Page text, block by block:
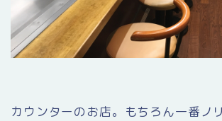
カウンターのお店。もちろん一番ノリ